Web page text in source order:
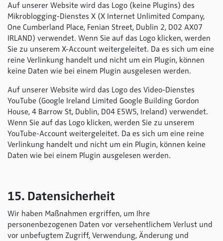
Auf unserer Website wird das Logo (keine Plugins) des
Mikroblogging-Dienstes X (X Internet Unlimited Company,
One Cumberland Place, Fenian Street, Dublin 2, D02 AX07
IRLAND) verwendet. Wenn Sie auf das Logo klicken, werden
Sie zu unserem X-Account weitergeleitet. Da es sich um eine
reine Verlinkung handelt und nicht um ein Plugin, können
keine Daten wie bei einem Plugin ausgelesen werden.
Auf unserer Website wird das Logo des Video-Dienstes
YouTube (Google Ireland Limited Google Building Gordon
House, 4 Barrow St, Dublin, D04 E5W5, Ireland) verwendet.
Wenn Sie auf das Logo klicken, werden Sie zu unserem
YouTube-Account weitergeleitet. Da es sich um eine reine
Verlinkung handelt und nicht um ein Plugin, können keine
Daten wie bei einem Plugin ausgelesen werden.
15. Datensicherheit
Wir haben Maßnahmen ergriffen, um Ihre
personenbezogenen Daten vor versehentlichem Verlust und
vor unbefugtem Zugriff, Verwendung, Änderung und